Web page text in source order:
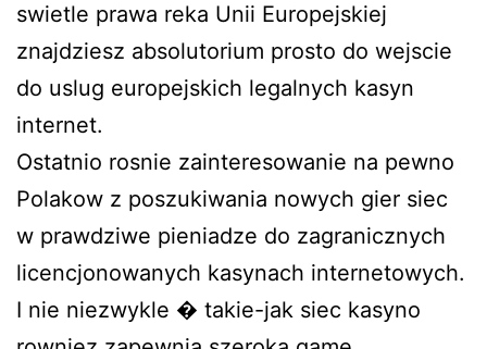
swietle prawa reka Unii Europejskiej
znajdziesz absolutorium prosto do wejscie
do uslug europejskich legalnych kasyn
internet.
Ostatnio rosnie zainteresowanie na pewno
Polakow z poszukiwania nowych gier siec
w prawdziwe pieniadze do zagranicznych
licencjonowanych kasynach internetowych.
I nie niezwykle � takie-jak siec kasyno